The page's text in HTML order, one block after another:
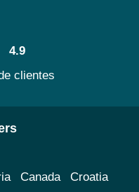
4.9
clientes
Canada Croatia